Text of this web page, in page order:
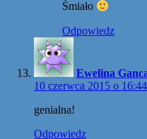
Śmiało
Odpowiedz
Ewelina
10 czerwca 2015 o 16:44
genialna!
Odpowiedz